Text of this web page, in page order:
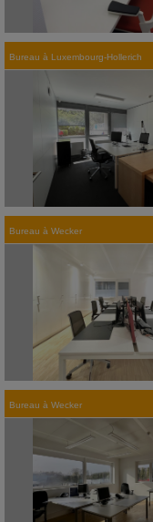
Bureau à Luxembourg-Hollerich
Bureau à Wecker
Bureau à Wecker